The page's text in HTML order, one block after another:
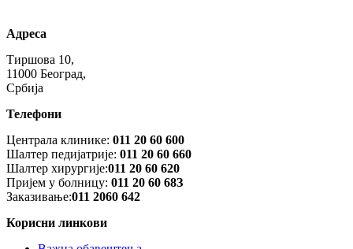
Адреса
Тиршова 10,
11000 Београд,
Србија
Телефони
Централа клинике: 011 20 60 600
Шалтер педијатрије: 011 20 60 660
Шалтер хирургије:011 20 60 620
Пријем у болницу: 011 20 60 68З
Заказивање:011 2060 642
Корисни линкови